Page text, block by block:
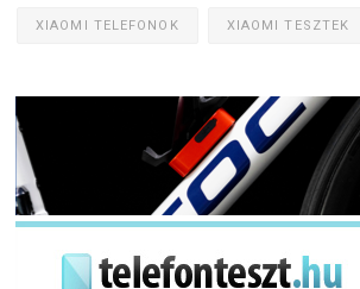
XIAOMI TELEFONOK XIAOMI TESZTEK